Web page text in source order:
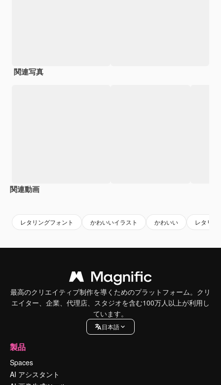
関連写真
関連動画
レタリングフォント かわいいイラスト かわいい レタリン
最高のクリエイティブ制作を導くためのプラットフォーム。クリ
エイター、企業、代理店、スタジオを含む100万人以上が利用し
ています。
日本語
製品
Spaces
AI アシスタント